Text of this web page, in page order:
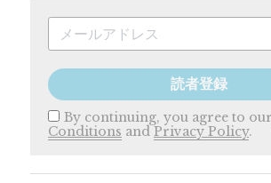
読者登録
By continuing, you agree to our
Conditions and Privacy Policy.